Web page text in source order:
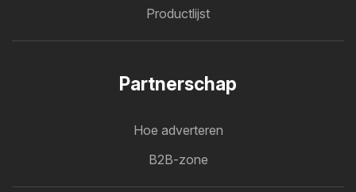
Productlijst
Partnerschap
Hoe adverteren
B2B-zone